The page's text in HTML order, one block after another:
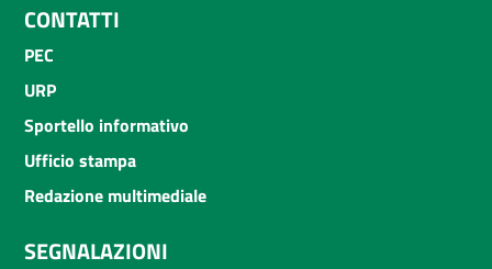
CONTATTI
PEC
URP
Sportello informativo
Ufficio stampa
Redazione multimediale
SEGNALAZIONI